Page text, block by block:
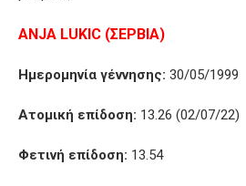
ANJA LUKIC (ΣΕΡΒΙΑ)
Ημερομηνία γέννησης: 30/05/1999
Ατομική επίδοση: 13.26 (02/07/22)
Φετινή επίδοση: 13.54